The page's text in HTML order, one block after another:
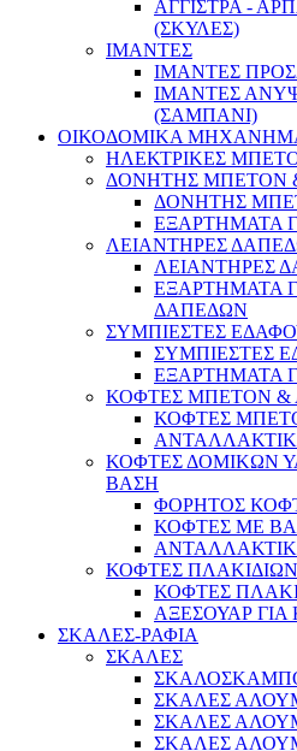
ΑΓΓΙΣΤΡΑ -
(ΣΚΥΛΕΣ)
ΙΜΑΝΤΕΣ
ΙΜΑΝΤΕΣ
ΙΜΑΝΤΕΣ
(ΣΑΜΠΑΝΙ)
ΟΙΚΟΔΟΜΙΚΑ
ΗΛΕΚΤΡΙΚΕΣ
ΔΟΝΗΤΗΣ ΜΠΕΤΟΝ
ΔΟΝΗΤΗΣ
ΕΞΑΡΤΗΜΑΤΑ
ΛΕΙΑΝΤΗΡΕΣ
ΛΕΙΑΝΤΗΡΕΣ
ΕΞΑΡΤΗΜΑΤΑ
ΔΑΠΕΔΩΝ
ΣΥΜΠΙΕΣΤΕΣ
ΣΥΜΠΙΕΣΤΕΣ
ΕΞΑΡΤΗΜΑΤΑ
ΚΟΦΤΕΣ ΜΠΕΤΟΝ &
ΚΟΦΤΕΣ
ΚΟΦΤΕΣ ΔΟΜΙΚΩΝ
ΒΑΣΗ
ΦΟΡΗΤΟΣ
ΚΟΦΤΕΣ ΜΕ
ΚΟΦΤΕΣ
ΚΟΦΤΕΣ
ΑΞΕΣΟΥΑΡ
ΣΚΑΛΕΣ-ΡΑΦΙΑ
ΣΚΑΛΕΣ
ΣΚΑΛΕΣ
ΣΚΑΛΕΣ
ΣΚΑΛΕΣ